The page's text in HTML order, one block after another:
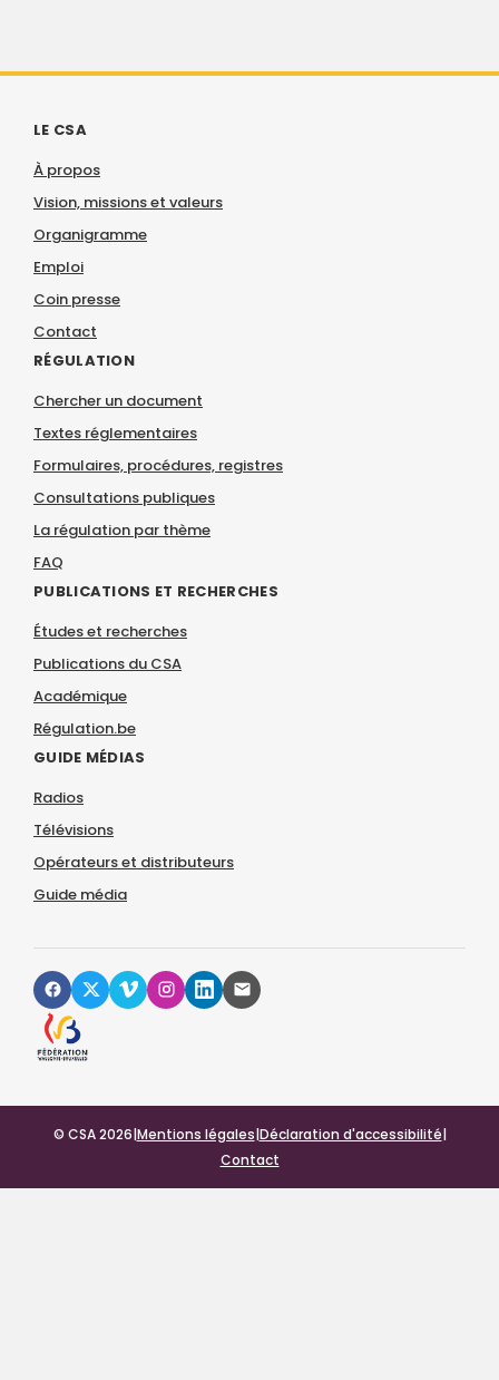
LE CSA
À propos
Vision, missions et valeurs
Organigramme
Emploi
Coin presse
Contact
RÉGULATION
Chercher un document
Textes réglementaires
Formulaires, procédures, registres
Consultations publiques
La régulation par thème
FAQ
PUBLICATIONS ET RECHERCHES
Études et recherches
Publications du CSA
Académique
Régulation.be
GUIDE MÉDIAS
Radios
Télévisions
Opérateurs et distributeurs
Guide média
© CSA 2026|Mentions légales|Déclaration d'accessibilité|
Contact